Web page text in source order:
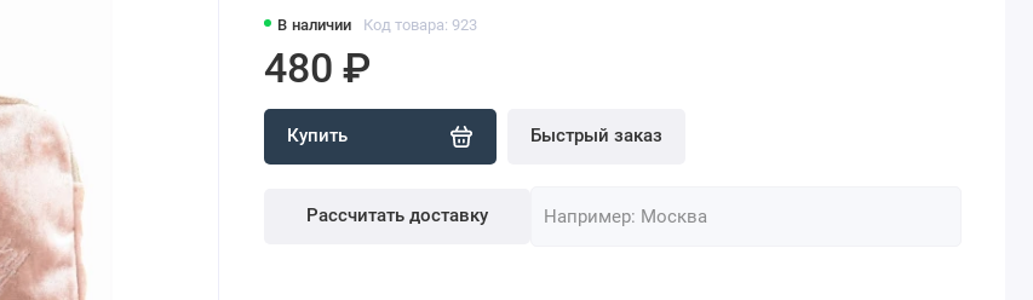
В наличии Код товара: 923
480 ₽
Купить Быстрый заказ
Рассчитать доставку